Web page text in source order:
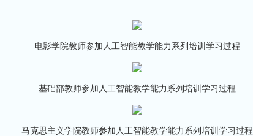
电影学院教师参加人工智能教学能力系列培训学习过程
基础部教师参加人工智能教学能力系列培训学习过程
马克思主义学院教师参加人工智能教学能力系列培训学习过程